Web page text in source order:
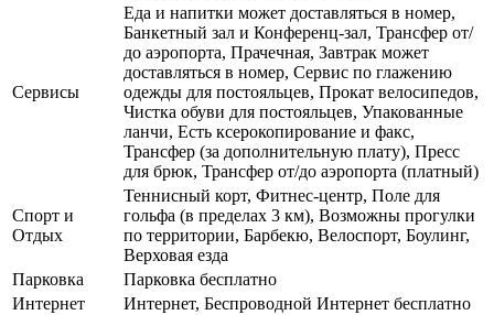
Сервисы
Еда и напитки может доставляться в номер,
Банкетный зал и Конференц-зал, Трансфер от/
до аэропорта, Прачечная, Завтрак может
доставляться в номер, Сервис по глажению
одежды для постояльцев, Прокат велосипедов,
Чистка обуви для постояльцев, Упакованные
ланчи, Есть ксерокопирование и факс,
Трансфер (за дополнительную плату), Пресс
для брюк, Трансфер от/до аэропорта (платный)
Спорт и
Отдых
Теннисный корт, Фитнес-центр, Поле для
гольфа (в пределах 3 км), Возможны прогулки
по территории, Барбекю, Велоспорт, Боулинг,
Верховая езда
Парковка
Парковка бесплатно
Интернет
Интернет, Беспроводной Интернет бесплатно